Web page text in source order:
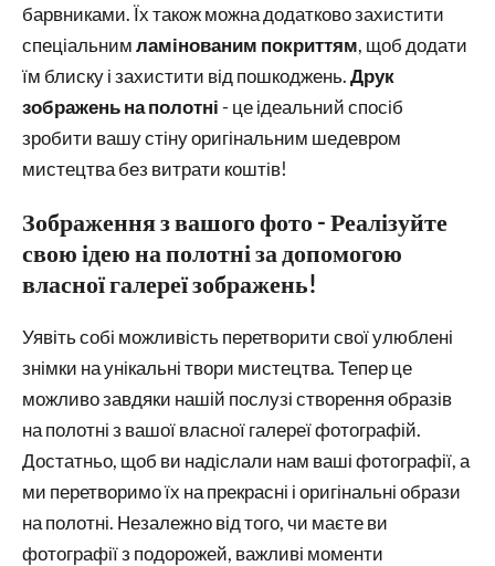
барвниками. Їх також можна додатково захистити
спеціальнимламінованим покриттям, щоб додати
їм блиску і захистити від пошкоджень.Друк
зображень на полотні- це ідеальний спосіб
зробити вашу стіну оригінальним шедевром
мистецтва без витрати коштів!
Зображення з вашого фото - Реалізуйте
свою ідею на полотні за допомогою
власної галереї зображень!
Уявіть собі можливість перетворити свої улюблені
знімки на унікальні твори мистецтва. Тепер це
можливо завдяки нашій послузі створення образів
на полотні з вашої власної галереї фотографій.
Достатньо, щоб ви надіслали нам ваші фотографії, а
ми перетворимо їх на прекрасні і оригінальні образи
на полотні. Незалежно від того, чи маєте ви
фотографії з подорожей, важливі моменти